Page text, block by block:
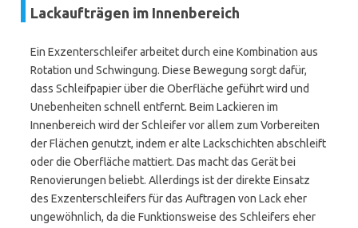
Lackaufträgen im Innenbereich
Ein Exzenterschleifer arbeitet durch eine Kombination aus
Rotation und Schwingung. Diese Bewegung sorgt dafür,
dass Schleifpapier über die Oberfläche geführt wird und
Unebenheiten schnell entfernt. Beim Lackieren im
Innenbereich wird der Schleifer vor allem zum Vorbereiten
der Flächen genutzt, indem er alte Lackschichten abschleift
oder die Oberfläche mattiert. Das macht das Gerät bei
Renovierungen beliebt. Allerdings ist der direkte Einsatz
des Exzenterschleifers für das Auftragen von Lack eher
ungewöhnlich, da die Funktionsweise des Schleifers eher